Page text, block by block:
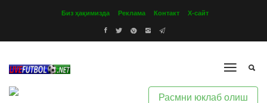
Биз ҳақимизда Реклама Контакт Х-сайт
Расмни юклаб олиш